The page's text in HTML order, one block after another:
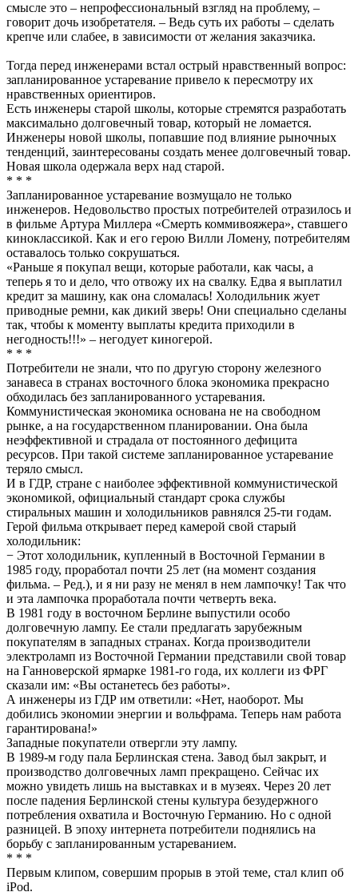
смысле это – непрофессиональный взгляд на проблему, –
говорит дочь изобретателя. – Ведь суть их работы – сделать
крепче или слабее, в зависимости от желания заказчика.
Тогда перед инженерами встал острый нравственный вопрос:
запланированное устаревание привело к пересмотру их
нравственных ориентиров.
Есть инженеры старой школы, которые стремятся разработать
максимально долговечный товар, который не ломается.
Инженеры новой школы, попавшие под влияние рыночных
тенденций, заинтересованы создать менее долговечный товар.
Новая школа одержала верх над старой.
* * *
Запланированное устаревание возмущало не только
инженеров. Недовольство простых потребителей отразилось и
в фильме Артура Миллера «Смерть коммивояжера», ставшего
киноклассикой. Как и его герою Вилли Ломену, потребителям
оставалось только сокрушаться.
«Раньше я покупал вещи, которые работали, как часы, а
теперь я то и дело, что отвожу их на свалку. Едва я выплатил
кредит за машину, как она сломалась! Холодильник жует
приводные ремни, как дикий зверь! Они специально сделаны
так, чтобы к моменту выплаты кредита приходили в
негодность!!!» – негодует киногерой.
* * *
Потребители не знали, что по другую сторону железного
занавеса в странах восточного блока экономика прекрасно
обходилась без запланированного устаревания.
Коммунистическая экономика основана не на свободном
рынке, а на государственном планировании. Она была
неэффективной и страдала от постоянного дефицита
ресурсов. При такой системе запланированное устаревание
теряло смысл.
И в ГДР, стране с наиболее эффективной коммунистической
экономикой, официальный стандарт срока службы
стиральных машин и холодильников равнялся 25-ти годам.
Герой фильма открывает перед камерой свой старый
холодильник:
− Этот холодильник, купленный в Восточной Германии в
1985 году, проработал почти 25 лет (на момент создания
фильма. – Ред.), и я ни разу не менял в нем лампочку! Так что
и эта лампочка проработала почти четверть века.
В 1981 году в восточном Берлине выпустили особо
долговечную лампу. Ее стали предлагать зарубежным
покупателям в западных странах. Когда производители
электроламп из Восточной Германии представили свой товар
на Ганноверской ярмарке 1981-го года, их коллеги из ФРГ
сказали им: «Вы останетесь без работы».
А инженеры из ГДР им ответили: «Нет, наоборот. Мы
добились экономии энергии и вольфрама. Теперь нам работа
гарантирована!»
Западные покупатели отвергли эту лампу.
В 1989-м году пала Берлинская стена. Завод был закрыт, и
производство долговечных ламп прекращено. Сейчас их
можно увидеть лишь на выставках и в музеях. Через 20 лет
после падения Берлинской стены культура безудержного
потребления охватила и Восточную Германию. Но с одной
разницей. В эпоху интернета потребители поднялись на
борьбу с запланированным устареванием.
* * *
Первым клипом, совершим прорыв в этой теме, стал клип об
iPоd.